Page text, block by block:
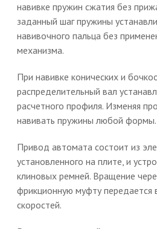
навивке пружин сжатия без
заданный шаг пружины
навивочного пальца без
механизма.
При навивке конических и
распределительный вал
расчетного профиля. Изменяя
навивать пружины любой формы.
Привод автомата состоит из
установленного на плите, и
клиновых ремней. Вращение
фрикционную муфту передается
скоростей.